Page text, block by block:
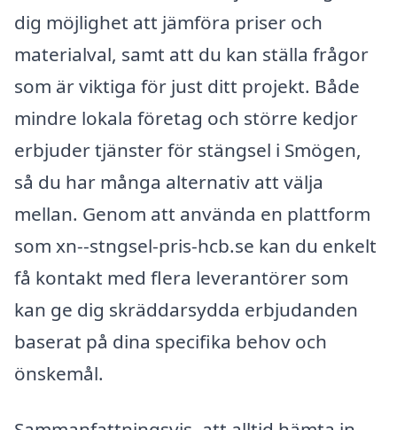
dig möjlighet att jämföra priser och
materialval, samt att du kan ställa frågor
som är viktiga för just ditt projekt. Både
mindre lokala företag och större kedjor
erbjuder tjänster för stängsel i Smögen,
så du har många alternativ att välja
mellan. Genom att använda en plattform
som xn--stngsel-pris-hcb.se kan du enkelt
få kontakt med flera leverantörer som
kan ge dig skräddarsydda erbjudanden
baserat på dina specifika behov och
önskemål.